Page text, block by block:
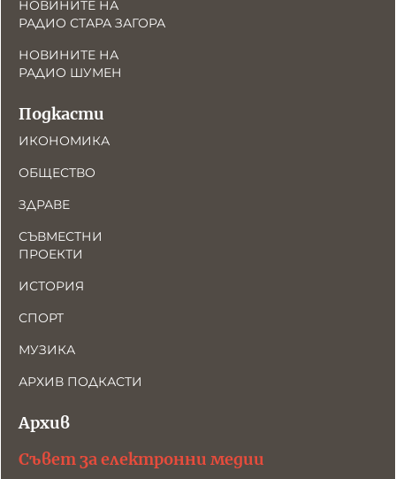
НОВИНИТЕ НА
РАДИО СТАРА ЗАГОРА
НОВИНИТЕ НА
РАДИО ШУМЕН
Подкасти
ИКОНОМИКА
ОБЩЕСТВО
ЗДРАВЕ
СЪВМЕСТНИ
ПРОЕКТИ
ИСТОРИЯ
СПОРТ
МУЗИКА
АРХИВ ПОДКАСТИ
Архив
Съвет за електронни медии